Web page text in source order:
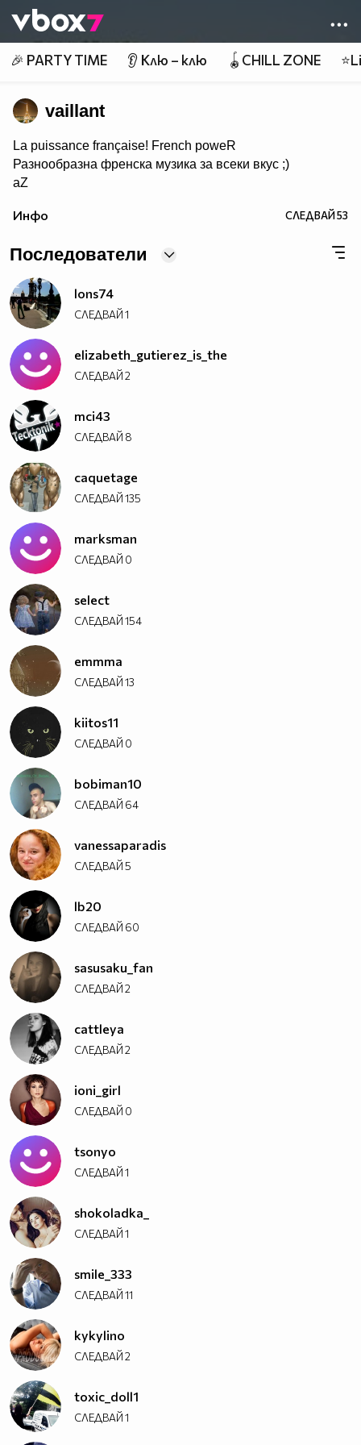
👾
🎉 PARTY TIME 👂 Клю – клю 🪀CHILL ZONE
vaillant
La puissance française! French poweR
Разнообразна френска музика за всеки вкус ;)
aZ
Инфо СЛЕДВАЙ53
Последователи
lons74
СЛЕДВАЙ1
elizabeth_gutierez_is_the
СЛЕДВАЙ2
mci43
СЛЕДВАЙ 8
caquetage
СЛЕДВАЙ135
marksman
СЛЕДВАЙ 0
select
СЛЕДВАЙ154
emmma
СЛЕДВАЙ13
kiitos11
СЛЕДВАЙ 0
bobiman10
СЛЕДВАЙ 64
vanessaparadis
СЛЕДВАЙ5
lb20
СЛЕДВАЙ 60
sasusaku_fan
СЛЕДВАЙ2
cattleya
СЛЕДВАЙ2
ioni_girl
СЛЕДВАЙ 0
tsonyo
СЛЕДВАЙ1
shokoladka_
СЛЕДВАЙ1
smile_333
СЛЕДВАЙ11
kykylino
СЛЕДВАЙ2
toxic_doll1
СЛЕДВАЙ1